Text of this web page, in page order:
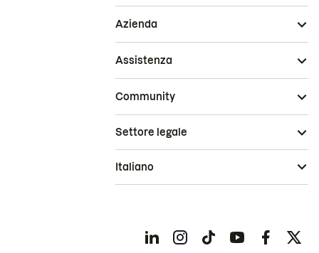
Azienda
Assistenza
Community
Settore legale
Italiano